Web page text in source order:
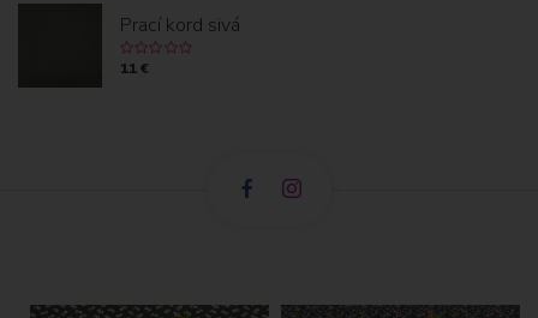
Prací kord sivá
11 €